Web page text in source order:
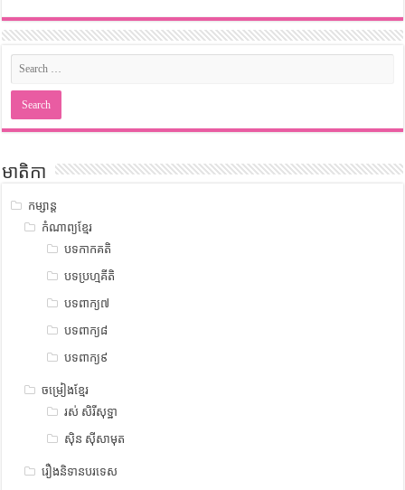
មាតិកា
កម្សាន្ត
កំណាព្យខ្មែរ
បទកាកគតិ
បទប្រហ្មគីតិ
បទពាក្យ៧
បទពាក្យ៨
បទពាក្យ៩
ចម្រៀងខ្មែរ
រស់ សិរីសុទ្ឋា
ស៊ិន ស៊ីសាមុត
រឿងនិទានបរទេស